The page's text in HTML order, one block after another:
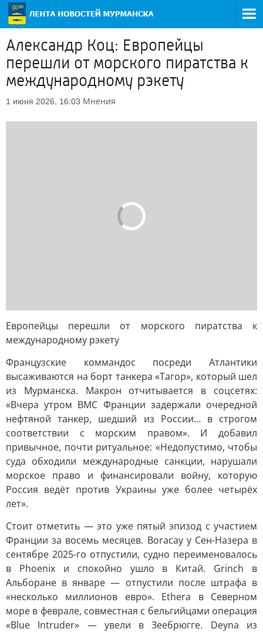
Александр Коц: Европейцы
перешли от морского пиратства к
международному рэкету
1 июня 2026, 16:03 Мнения
Европейцы перешли от морского пиратства к
международному рэкету
Французские коммандос посреди Атлантики
высаживаются на борт танкера «Тагор», который шел
из Мурманска. Макрон отчитывается в соцсетях:
«Вчера утром ВМС Франции задержали очередной
нефтяной танкер, шедший из России… в строгом
соответствии с морским правом». И добавил
привычное, почти ритуальное: «Недопустимо, чтобы
суда обходили международные санкции, нарушали
морское право и финансировали войну, которую
Россия ведёт против Украины уже более четырёх
лет».
Стоит отметить — это уже пятый эпизод с участием
Франции за восемь месяцев. Boracay у Сен-Назера в
сентябре 2025-го отпустили, судно переименовалось
в Phoenix и спокойно ушло в Китай. Grinch в
Альборане в январе — отпустили после штрафа в
«несколько миллионов евро». Ethera в Северном
море в феврале, совместная с бельгийцами операция
«Blue Intruder» — увели в Зеебрюгге. Deyna из